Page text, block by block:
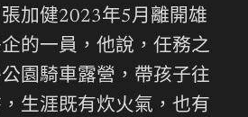
加健2023年5月離開雄
的一員，他說，任務之
園騎車露營，帶孩子往
生涯既有炊火氣，也有